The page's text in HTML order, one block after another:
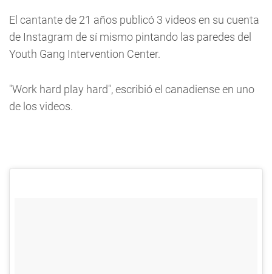
El cantante de 21 años publicó 3 videos en su cuenta
de Instagram de sí mismo pintando las paredes del
Youth Gang Intervention Center.
"Work hard play hard", escribió el canadiense en uno
de los videos.